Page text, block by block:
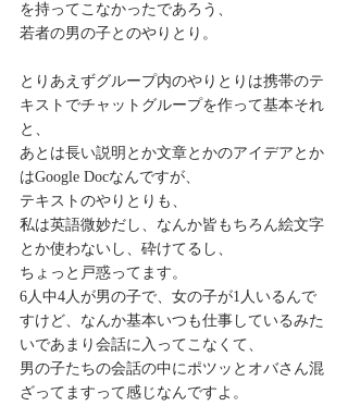
を持ってこなかったであろう、
若者の男の子とのやりとり。
とりあえずグループ内のやりとりは携帯のテ
キストでチャットグループを作って基本それ
と、
あとは長い説明とか文章とかのアイデアとか
はGoogle Docなんですが、
テキストのやりとりも、
私は英語微妙だし、なんか皆もちろん絵文字
とか使わないし、砕けてるし、
ちょっと戸惑ってます。
6人中4人が男の子で、女の子が1人いるんで
すけど、なんか基本いつも仕事しているみた
いであまり会話に入ってこなくて、
男の子たちの会話の中にポツッとオバさん混
ざってますって感じなんですよ。